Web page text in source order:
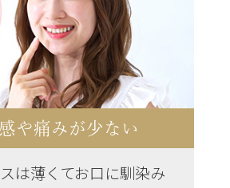
や痛みが少ない
は薄くてお口に馴染み